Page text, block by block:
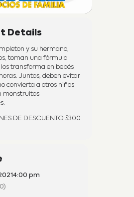
Details
y su hermano,
toman una fórmula
transforma en bebés
Juntos, deben evitar
convierta a otros niños
monstruitos
DE DESCUENTO $300
4:00 pm